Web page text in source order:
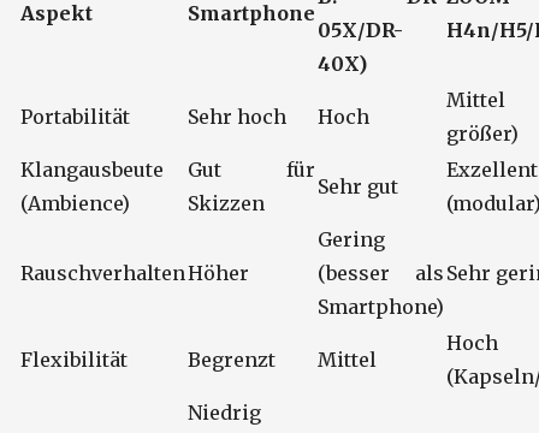
Aspekt Smartphone
05X/DR-
40X)
H4n/H5/
Portabilität Sehr hoch Hoch
größer)
Klangausbeute
(Ambience)
Gut für
Skizzen
Sehr gut
Exzellent
RauschverhaltenHöher
Gering
(besser als
Smartphone)
Sehr
Flexibilität Begrenzt Mittel
Hoch
Niedrig